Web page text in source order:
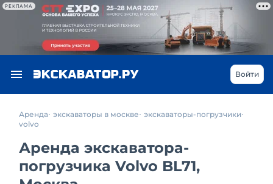
РЕКЛАМА
Войти
Аренда экскаваторы в москве экскаваторы-погрузчики
volvo
Аренда экскаватора-
погрузчика Volvo BL71,